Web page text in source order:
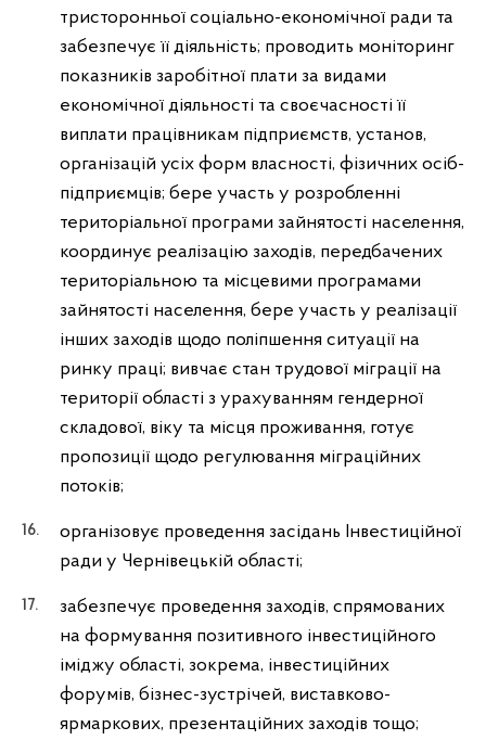
тристоронньої соціально-економічної ради та
забезпечує її діяльність; проводить моніторинг
показників заробітної плати за видами
економічної діяльності та своєчасності її
виплати працівникам підприємств, установ,
організацій усіх форм власності, фізичних осіб-
підприємців; бере участь у розробленні
територіальної програми зайнятості населення,
координує реалізацію заходів, передбачених
територіальною та місцевими програмами
зайнятості населення, бере участь у реалізації
інших заходів щодо поліпшення ситуації на
ринку праці; вивчає стан трудової міграції на
території області з урахуванням гендерної
складової, віку та місця проживання, готує
пропозиції щодо регулювання міграційних
потоків;
організовує проведення засідань Інвестиційної
ради у Чернівецькій області;
забезпечує проведення заходів, спрямованих
на формування позитивного інвестиційного
іміджу області, зокрема, інвестиційних
форумів, бізнес-зустрічей, виставково-
ярмаркових, презентаційних заходів тощо;